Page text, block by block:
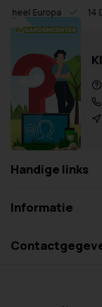
Europa 14
Handige links
Informatie